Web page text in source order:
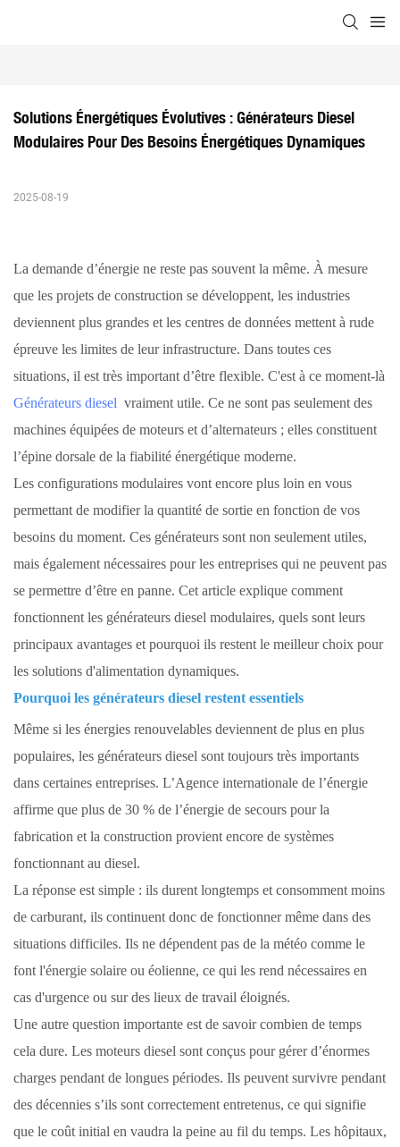
Solutions Énergétiques Évolutives : Générateurs Diesel
Modulaires Pour Des Besoins Énergétiques Dynamiques
2025-08-19
La demande d’énergie ne reste pas souvent la même. À mesure
que les projets de construction se développent, les industries
deviennent plus grandes et les centres de données mettent à rude
épreuve les limites de leur infrastructure. Dans toutes ces
situations, il est très important d’être flexible. C'est à ce moment-là
Générateurs diesel vraiment utile. Ce ne sont pas seulement des
machines équipées de moteurs et d’alternateurs ; elles constituent
l’épine dorsale de la fiabilité énergétique moderne.
Les configurations modulaires vont encore plus loin en vous
permettant de modifier la quantité de sortie en fonction de vos
besoins du moment. Ces générateurs sont non seulement utiles,
mais également nécessaires pour les entreprises qui ne peuvent pas
se permettre d’être en panne. Cet article explique comment
fonctionnent les générateurs diesel modulaires, quels sont leurs
principaux avantages et pourquoi ils restent le meilleur choix pour
les solutions d'alimentation dynamiques.
Pourquoi les générateurs diesel restent essentiels
Même si les énergies renouvelables deviennent de plus en plus
populaires, les générateurs diesel sont toujours très importants
dans certaines entreprises. L’Agence internationale de l’énergie
affirme que plus de 30 % de l’énergie de secours pour la
fabrication et la construction provient encore de systèmes
fonctionnant au diesel.
La réponse est simple : ils durent longtemps et consomment moins
de carburant, ils continuent donc de fonctionner même dans des
situations difficiles. Ils ne dépendent pas de la météo comme le
font l'énergie solaire ou éolienne, ce qui les rend nécessaires en
cas d'urgence ou sur des lieux de travail éloignés.
Une autre question importante est de savoir combien de temps
cela dure. Les moteurs diesel sont conçus pour gérer d’énormes
charges pendant de longues périodes. Ils peuvent survivre pendant
des décennies s’ils sont correctement entretenus, ce qui signifie
que le coût initial en vaudra la peine au fil du temps. Les hôpitaux,